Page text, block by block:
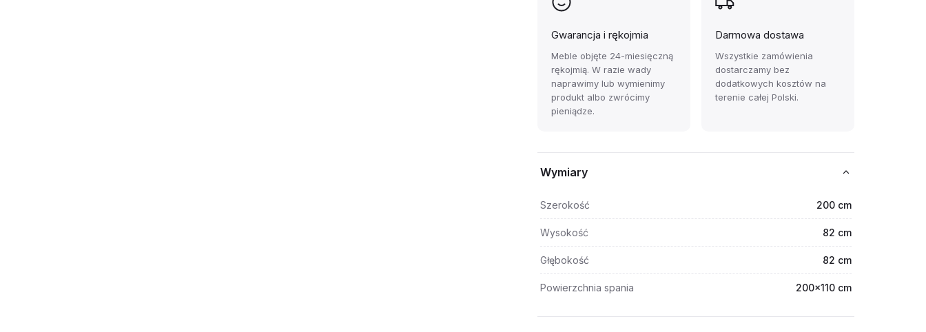
Gwarancja i rękojmia
Meble objęte 24-miesięczną
rękojmią. W razie wady
naprawimy lub wymienimy
produkt albo zwrócimy
pieniądze.
Darmowa dostawa
Wszystkie zamówienia
dostarczamy bez
dodatkowych kosztów na
terenie całej Polski.
Wymiary
Szerokość 200 cm
Wysokość 82 cm
Głębokość 82 cm
Powierzchnia spania 200x110 cm